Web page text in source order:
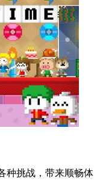
种挑战，带来顺畅体